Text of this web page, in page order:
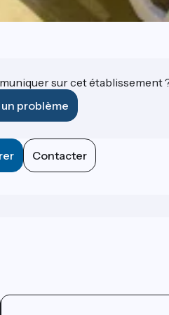
sur cet établissement
problème
Contacter